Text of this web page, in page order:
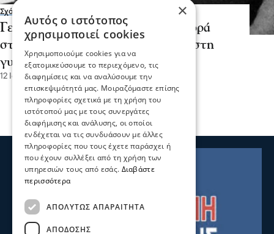
Σχόλια και...άλλα
Γεώργιος Παπανικολάου (προσφορά
στην ανθρωπότητα – τεστ ΠΑΠ στη
γυναίκα) Του Ηρακλή Ευγενίδη
12 Ιου 2026, 16:19
×
Αυτός ο ιστότοπος
χρησιμοποιεί cookies
Χρησιμοποιούμε cookies για να
εξατομικεύσουμε το περιεχόμενο, τις
διαφημίσεις και να αναλύσουμε την
επισκεψιμότητά μας. Μοιραζόμαστε επίσης
πληροφορίες σχετικά με τη χρήση του
ιστότοπού μας με τους συνεργάτες
διαφήμισης και ανάλυσης, οι οποίοι
ενδέχεται να τις συνδυάσουν με άλλες
πληροφορίες που τους έχετε παράσχει ή
που έχουν συλλέξει από τη χρήση των
υπηρεσιών τους από εσάς. Διαβάστε
περισσότερα
ΑΠΟΛΎΤΩΣ ΑΠΑΡΑΊΤΗΤΑ
ΑΠΌΔΟΣΗΣ